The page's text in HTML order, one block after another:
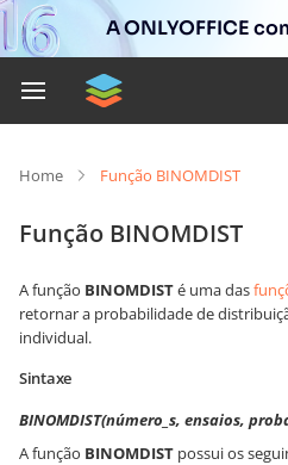
A ONLYOFFICE
Home Função BINOMDIST
Função BINOMDIST
A função BINOMDISTé uma das
retornar a probabilidade de
individual.
Sintaxe
BINOMDIST(número_s, ensaios,
A função BINOMDIST possui os